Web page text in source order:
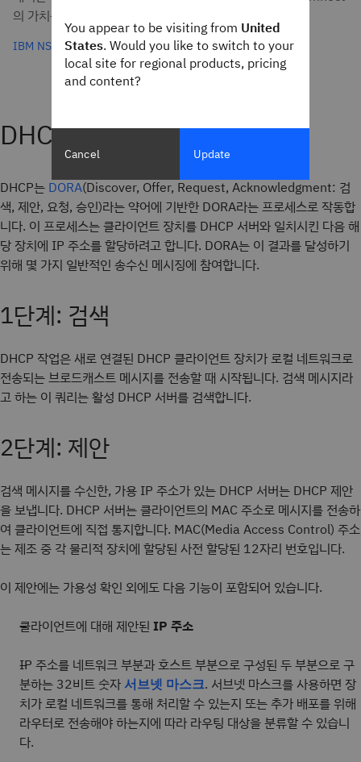
의 가치를 설명합니다.
IBM NS1 Connect 살펴보기
DHCP 작동 방식
DHCP는 DORA(Discover, Offer, Request, Acknowledgment: 검
색, 제안, 요청, 승인)라는 약어에 기반한 DORA라는 프로세스로 작동합
니다. 이 프로세스는 클라이언트 장치를 DHCP 서버와 일치시킨 다음 해
당 장치에 IP 주소를 할당하려고 합니다. DORA는 이 결과를 달성하기
위해 몇 가지 일반적인 송수신 메시징에 참여합니다.
1단계: 검색
DHCP 작업은 새로 연결된 DHCP 클라이언트 장치가 로컬 네트워크로
전송되는 브로드캐스트 메시지를 전송할 때 시작됩니다. 검색 메시지라
고 하는 이 쿼리는 활성 DHCP 서버를 검색합니다.
2단계: 제안
검색 메시지를 수신한, 가용 IP 주소가 있는 DHCP 서버는 DHCP 제안
을 보냅니다. DHCP 서버는 클라이언트의 MAC 주소로 메시지를 전송하
여 클라이언트에 직접 통지합니다. MAC(Media Access Control) 주소
는 제조 중 각 물리적 장치에 할당된 사전 할당된 12자리 번호입니다.
이 제안에는 가용성 확인 외에도 다음 기능이 포함되어 있습니다.
클라이언트에 대해 제안된 IP 주소
IP 주소를 네트워크 부분과 호스트 부분으로 구성된 두 부분으로 구
분하는 32비트 숫자 서브넷 마스크. 서브넷 마스크를 사용하면 장
치가 로컬 네트워크를 통해 처리할 수 있는지 또는 추가 배포를 위해
라우터로 전송해야 하는지에 따라 라우팅 대상을 분류할 수 있습니
다.
You appear to be visiting from United
States. Would you like to switch to your
local site for regional products, pricing
and content?
Cancel Update